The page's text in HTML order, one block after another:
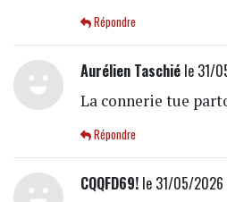
Répondre
Aurélien Taschiéle 31/
La connerie tue
Répondre
CQQFD69!le 31/05/2026